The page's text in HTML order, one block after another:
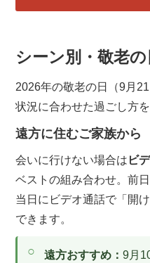
シーン別・敬老
2026年の敬老の日（9月
状況に合わせた過ごし方
遠方に住むご家族から
会いに行けない場合は ビ
ベストの組み合わせ。前
当日にビデオ通話で「開
できます。
遠方おすすめ：9月